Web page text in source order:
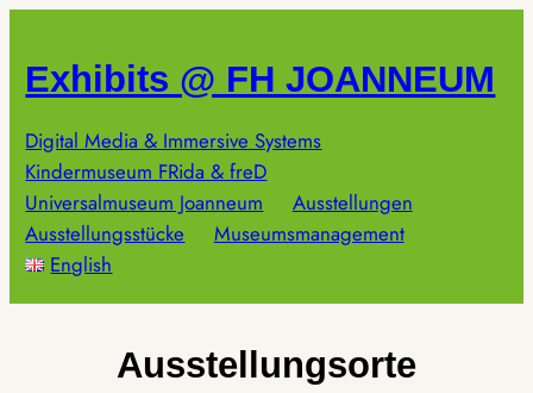
springen
Exhibits @ FH JOANNEUM
Digital Media & Immersive Systems
Kindermuseum FRida & freD
Universalmuseum Joanneum
Ausstellungen
Ausstellungsstücke
Museumsmanagement
English
Ausstellungsorte